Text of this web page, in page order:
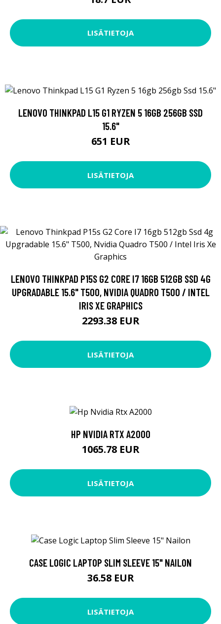
LISÄTIETOJA
LENOVO THINKPAD L15 G1 RYZEN 5 16GB 256GB SSD
15.6"
651 EUR
LISÄTIETOJA
LENOVO THINKPAD P15S G2 CORE I7 16GB 512GB SSD 4G
UPGRADABLE 15.6" T500, NVIDIA QUADRO T500 / INTEL
IRIS XE GRAPHICS
2293.38 EUR
LISÄTIETOJA
HP NVIDIA RTX A2000
1065.78 EUR
LISÄTIETOJA
CASE LOGIC LAPTOP SLIM SLEEVE 15" NAILON
36.58 EUR
LISÄTIETOJA